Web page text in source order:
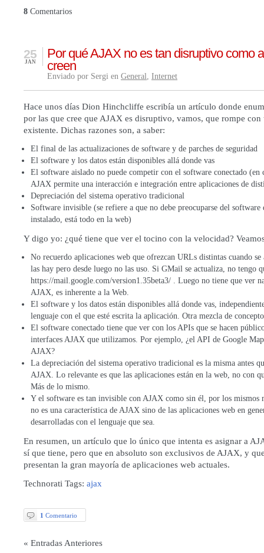
8 Comentarios
Por qué AJAX no es tan disruptivo como
creen
25
JAN
Enviado por Sergi en General, Internet
Hace unos días Dion Hinchcliffe escribía un artículo donde
por las que cree que AJAX es disruptivo, vamos, que rompe
existente. Dichas razones son, a saber:
El final de las actualizaciones de software y de parches de seguridad
El software y los datos están disponibles allá donde vas
El software aislado no puede competir con el software conectado (en
AJAX permite una interacción e integración entre aplicaciones de
Depreciación del sistema operativo tradicional
Software invisible (se refiere a que no debe preocuparse del software
instalado, está todo en la web)
Y digo yo: ¿qué tiene que ver el tocino con la velocidad?
No recuerdo aplicaciones web que ofrezcan URLs distintas cuando
las hay pero desde luego no las uso. Si GMail se actualiza, no tengo
https://mail.google.com/version1.35beta3/ . Luego no tiene que ver
AJAX, es inherente a la Web.
El software y los datos están disponibles allá donde vas,
lenguaje con el que esté escrita la aplicación. Otra mezcla de
El software conectado tiene que ver con los APIs que se hacen
interfaces AJAX que utilizamos. Por ejemplo, ¿el API de Google
AJAX?
La depreciación del sistema operativo tradicional es la misma antes
AJAX. Lo relevante es que las aplicaciones están en la web, no con
Más de lo mismo.
Y el software es tan invisible con AJAX como sin él, por los mismos
no es una característica de AJAX sino de las aplicaciones web en
desarrolladas con el lenguaje que sea.
En resumen, un artículo que lo único que intenta es asignar a
sí que tiene, pero que en absoluto son exclusivos de AJAX, y
presentan la gran mayoría de aplicaciones web actuales.
Technorati Tags: ajax
1 Comentario
« Entradas Anteriores